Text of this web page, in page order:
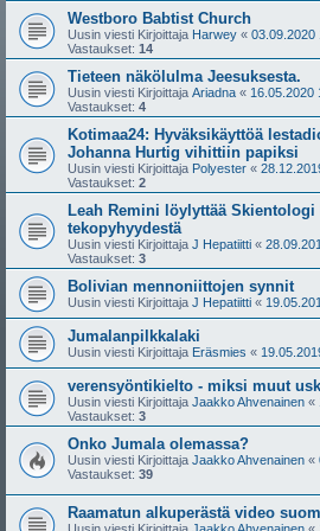
Westboro Babtist Church
Uusin viesti Kirjoittaja Harwey « 03.09.2020
Vastaukset: 14
Tieteen näkölulma Jeesuksesta.
Uusin viesti Kirjoittaja Ariadna « 16.05.2020
Vastaukset: 4
Kotimaa24: Hyväksikäyttöä
Johanna Hurtig vihittiin papiksi
Uusin viesti Kirjoittaja Polyester «
Vastaukset: 2
Leah Remini löylyttää Skientologi
tekopyhyydestä
Uusin viesti Kirjoittaja J Hepatiitti «
Vastaukset: 3
Bolivian mennoniittojen synnit
Uusin viesti Kirjoittaja J Hepatiitti «
Jumalanpilkkalaki
Uusin viesti Kirjoittaja Eräsmies «
verensyöntikielto - miksi muut
Uusin viesti Kirjoittaja Jaakko Ahvenainen «
Vastaukset: 3
Onko Jumala olemassa?
Uusin viesti Kirjoittaja Jaakko Ahvenainen «
Vastaukset: 39
Raamatun alkuperästä video